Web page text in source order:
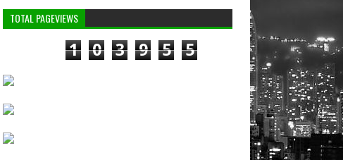
TOTAL PAGEVIEWS
1 0 3 9 5 5